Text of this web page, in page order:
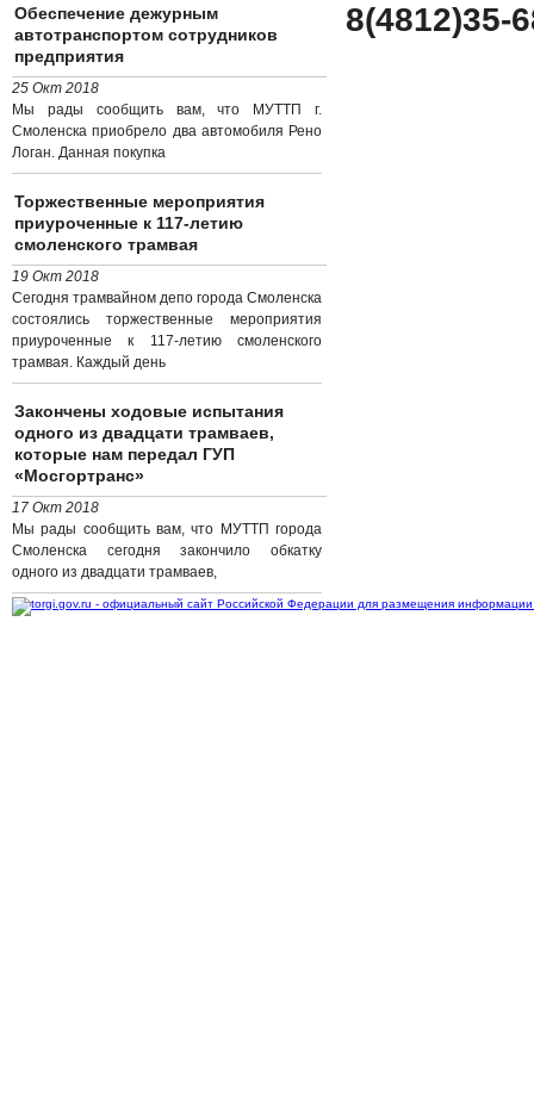
Обеспечение дежурным
автотранспортом сотрудников
предприятия
25 Окт 2018
Мы рады сообщить вам, что МУТТП г.
Смоленска приобрело два автомобиля Рено
Логан. Данная покупка
Торжественные мероприятия
приуроченные к 117-летию
смоленского трамвая
19 Окт 2018
Сегодня трамвайном депо города Смоленска
состоялись торжественные мероприятия
приуроченные к 117-летию смоленского
трамвая. Каждый день
Закончены ходовые испытания
одного из двадцати трамваев,
которые нам передал ГУП
«Мосгортранс»
17 Окт 2018
Мы рады сообщить вам, что МУТТП города
Смоленска сегодня закончило обкатку
одного из двадцати трамваев,
8(4812)35-